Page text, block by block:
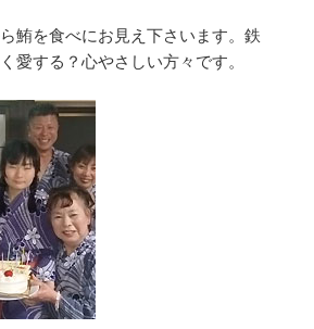
鮪を食べにお見え下さいます。鉄
愛する？心やさしい方々です。